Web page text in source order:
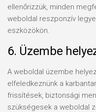
ellenőrizzük, minden
weboldal reszponzív
eszközökön.
6. Üzembe
A weboldal üzembe
elfeledkeznünk a
frissítések, biztonsági
szükségesek a weboldal